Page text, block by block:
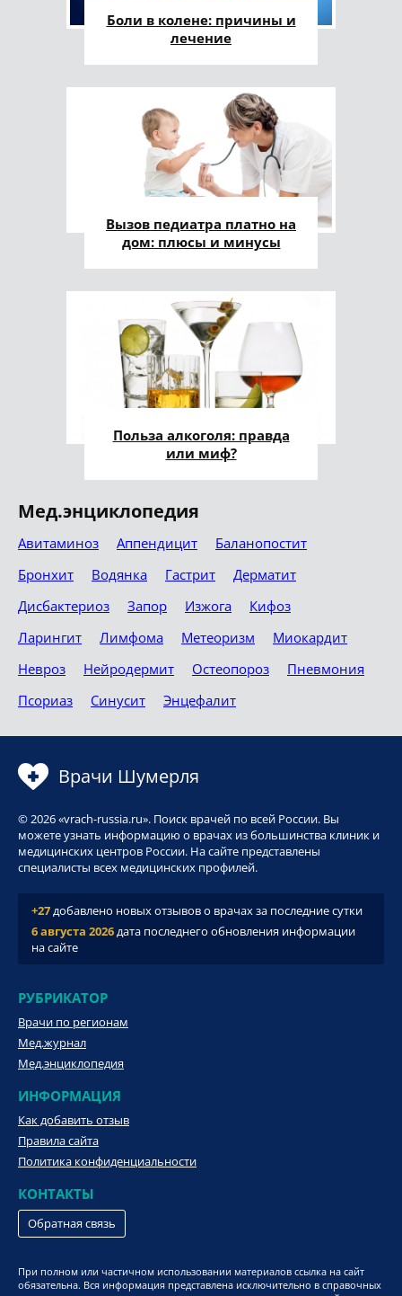
Боли в колене: причины и
лечение
Вызов педиатра платно на
дом: плюсы и минусы
Польза алкоголя: правда
или миф?
Мед.энциклопедия
Авитаминоз Аппендицит
Баланопостит
Бронхит
Водянка Гастрит
Дерматит
Дисбактериоз
Запор Изжога
Кифоз
Ларингит
Лимфома Метеоризм
Миокардит
Невроз
Нейродермит Остеопороз
Пневмония
Псориаз
Синусит Энцефалит
Врачи Шумерля
© 2026 «vrach-russia.ru». Поиск врачей по всей России. Вы
можете узнать информацию о врачах из большинства клиник и
медицинских центров России. На сайте представлены
специалисты всех медицинских профилей.
+27добавлено новых отзывов о врачах за последние сутки
6 августа 2026дата последнего обновления информации
на сайте
РУБРИКАТОР
Врачи по регионам
Мед.журнал
Мед.энциклопедия
ИНФОРМАЦИЯ
Как добавить отзыв
Правила сайта
Политика конфиденциальности
КОНТАКТЫ
Обратная связь
При полном или частичном использовании материалов ссылка на сайт
обязательна. Вся информация представлена исключительно в справочных